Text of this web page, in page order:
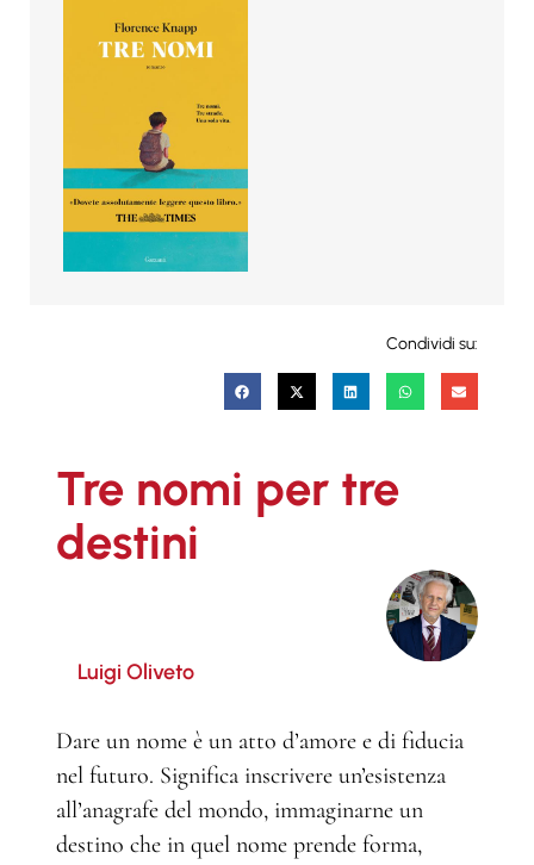
Condividi su:
Tre nomi per tre
destini
Luigi Oliveto
Dare un nome è un atto d’amore e di fiducia
nel futuro. Significa inscrivere un’esistenza
all’anagrafe del mondo, immaginarne un
destino che in quel nome prende forma,